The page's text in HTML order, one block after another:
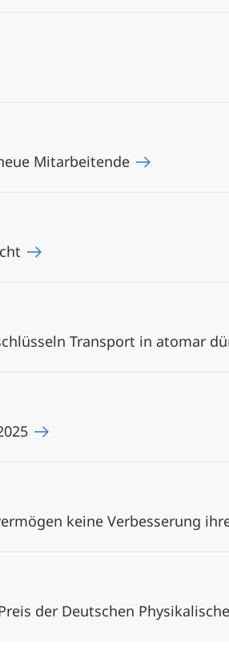
Mitarbeitende
Transport in atomar
keine Verbesserung
der Deutschen